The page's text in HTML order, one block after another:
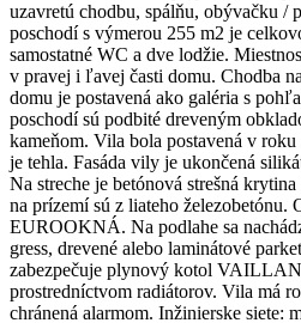
uzavretú chodbu, spálňu, obývačku /
poschodí s výmerou 255 m2 je
samostatné WC a dve lodžie.
v pravej i ľavej časti domu. Chodba
domu je postavená ako galéria s
poschodí sú podbité dreveným
kameňom. Vila bola postavená v
je tehla. Fasáda vily je ukončená
Na streche je betónová strešná
na prízemí sú z liateho železobetónu.
EUROOKNÁ. Na podlahe sa
gress, drevené alebo laminátové
zabezpečuje plynový kotol
prostredníctvom radiátorov. Vila má
chránená alarmom. Inžinierske siete: